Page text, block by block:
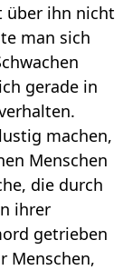
über ihn nicht
man sich
gerade in
machen,
Menschen
die durch
ihrer
getrieben
Menschen,